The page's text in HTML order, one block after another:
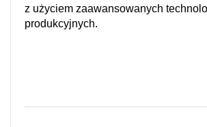
z użyciem zaawansowanych
produkcyjnych.